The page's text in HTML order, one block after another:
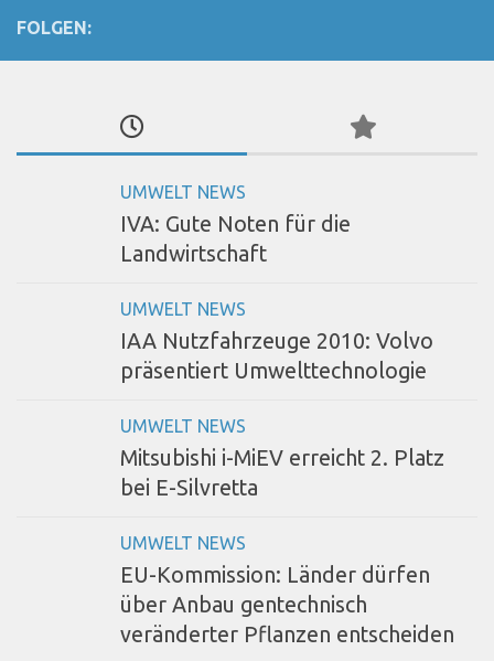
FOLGEN:
UMWELT NEWS
IVA: Gute Noten für die
Landwirtschaft
UMWELT NEWS
IAA Nutzfahrzeuge 2010: Volvo
präsentiert Umwelttechnologie
UMWELT NEWS
Mitsubishi i-MiEV erreicht 2. Platz
bei E-Silvretta
UMWELT NEWS
EU-Kommission: Länder dürfen
über Anbau gentechnisch
veränderter Pflanzen entscheiden